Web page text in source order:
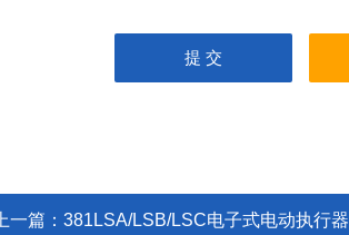
上一篇： 381LSA/LSB/LSC电子式电动执行器